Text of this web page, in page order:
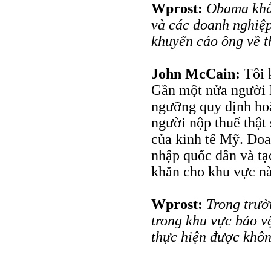
Wprost: Obama
và các doanh
khuyến cáo ông về
John McCain: Tôi
Gần một nửa
ngưỡng quy định
người nộp thuế thật
của kinh tế Mỹ.
nhập quốc dân và
khăn cho khu vực
Wprost: Trong
trong khu vực bảo
thực hiện được